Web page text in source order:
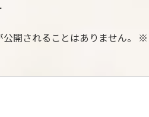
開されることはありません。 ※